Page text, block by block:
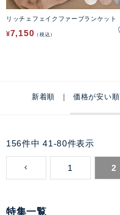
リッチェフェイクファーブランケット
¥7,150 税込
新着順 価格が安い順
156件中 41 -80件表示
1 2
特集一覧